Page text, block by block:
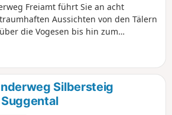
Freiamt führt Sie an acht
Aussichten von den Tälern
die Vogesen bis hin zum
Silbersteig